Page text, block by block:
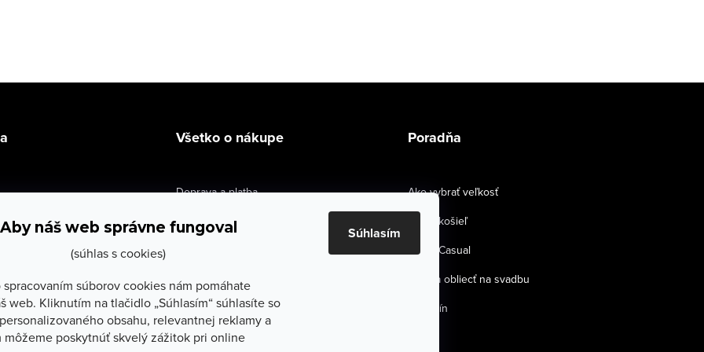
Aby náš web správne fungoval
(súhlas s cookies)
spracovaním súborov cookies nám pomáhate
web. Kliknutím na tlačidlo „Súhlasím“ súhlasíte so
obsahu, relevantnej reklamy a
môžeme poskytnúť skvelý zážitok pri online
Súhlasím
Všetko o nákupe
Doprava a platba
Výmena a vrátenie
Reklamačné podmienky
Ochrana osobných údajov
Odstúpenie od zmluvy
Poradňa
Ako vybrať veľkosť
Strihy košieľ
Smart Casual
Ako sa obliecť na svadbu
Magazín